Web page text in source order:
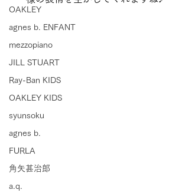
OAKLEY
agnes b. ENFANT
mezzopiano
JILL STUART
Ray-Ban KIDS
OAKLEY KIDS
syunsoku
agnes b.
FURLA
角矢甚治郎
a.q.